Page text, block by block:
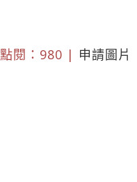
點閱：980 | 申請圖片